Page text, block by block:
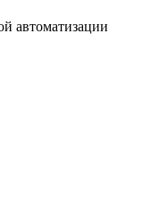
автоматизации